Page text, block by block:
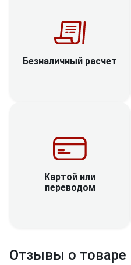
Безналичный расчет
Картой или
переводом
Отзывы о товаре